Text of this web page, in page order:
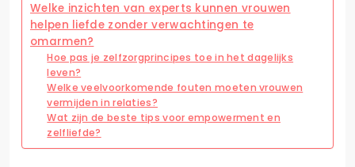
Welke inzichten van experts kunnen vrouwen
helpen liefde zonder verwachtingen te
omarmen?
Hoe pas je zelfzorgprincipes toe in het dagelijks
leven?
Welke veelvoorkomende fouten moeten vrouwen
vermijden in relaties?
Wat zijn de beste tips voor empowerment en
zelfliefde?